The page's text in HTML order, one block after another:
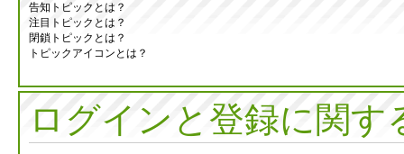
告知トピックとは？
注目トピックとは？
閉鎖トピックとは？
トピックアイコンとは？
ログインと登録に関す